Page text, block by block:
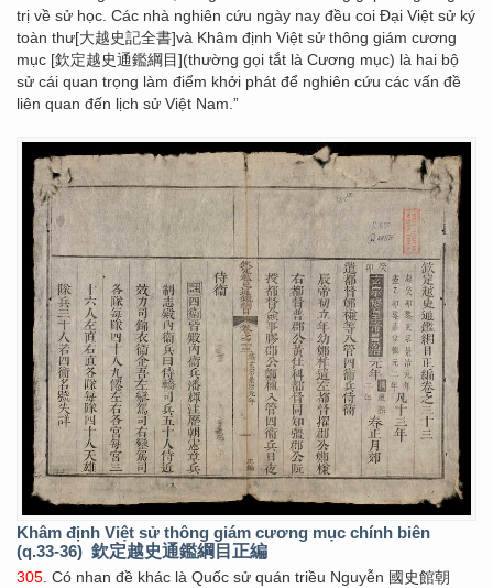
trị về sử học. Các nhà nghiên cứu ngày nay đều coi Đại Việt sử ký
toàn thư[大越史記全書]và Khâm định Việt sử thông giám cương
mục [欽定越史通鑑綱目](thường gọi tắt là Cương mục) là hai bộ
sử cái quan trọng làm điểm khởi phát để nghiên cứu các vấn đề
liên quan đến lịch sử Việt Nam.”
Khâm định Việt sử thông giám cương mục chính biên
(q.33-36) 欽定越史通鑑綱目正編
305 . Có nhan đề khác là Quốc sử quán triều Nguyễn 國史館朝